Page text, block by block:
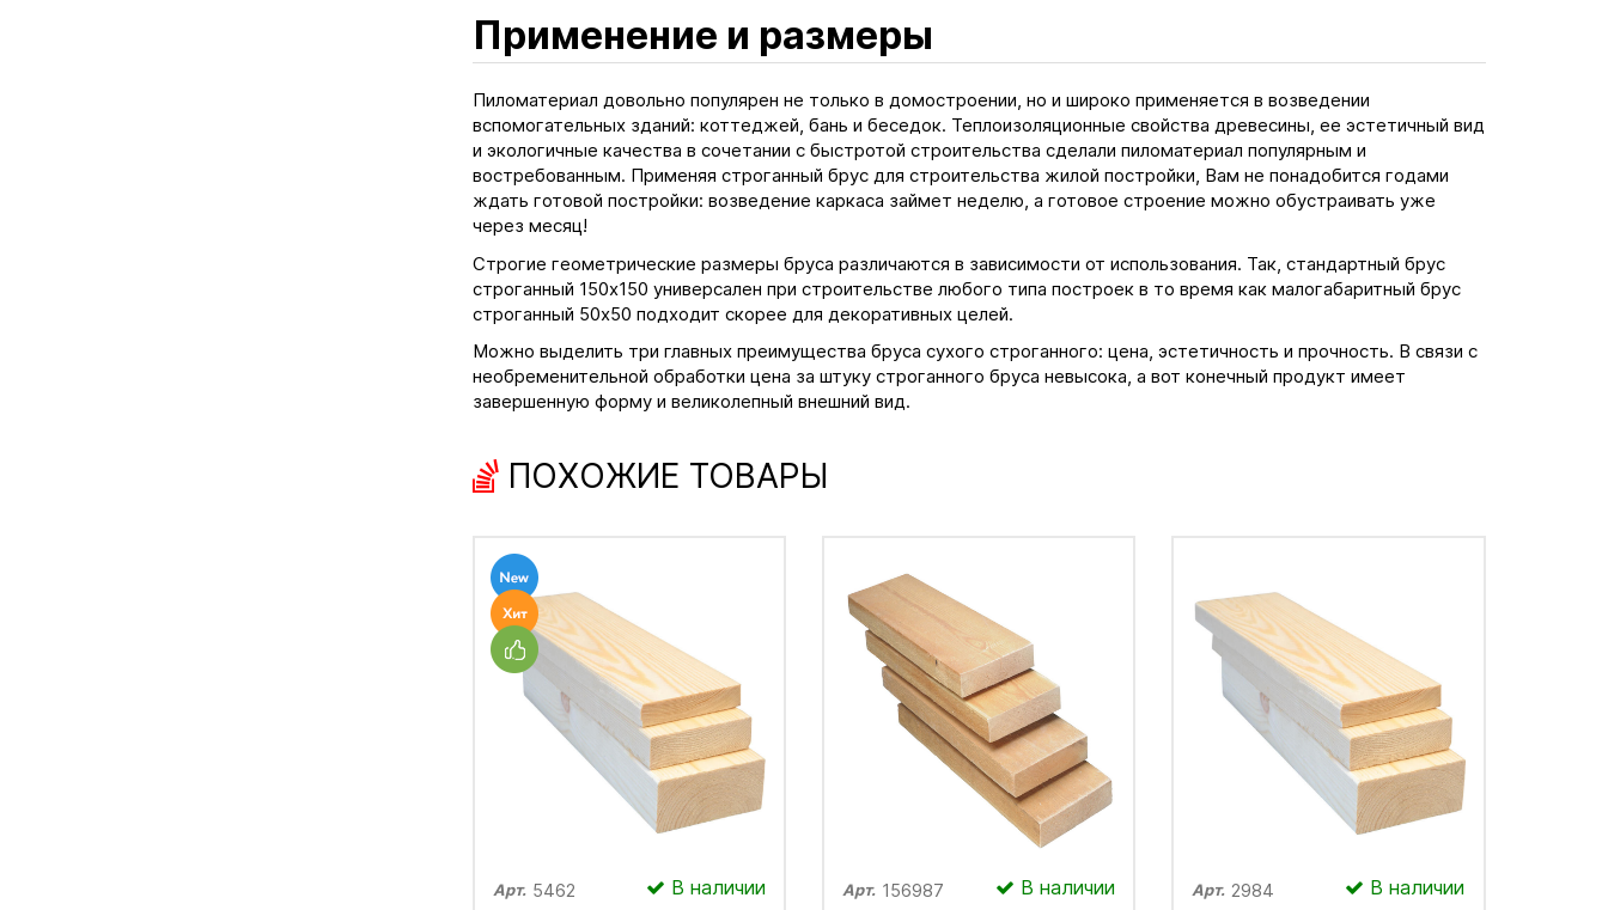
Применение и размеры
Пиломатериал довольно популярен не только в домостроении, но и широко применяется в возведении
вспомогательных зданий: коттеджей, бань и беседок. Теплоизоляционные свойства древесины, ее эстетичный вид
и экологичные качества в сочетании с быстротой строительства сделали пиломатериал популярным и
востребованным. Применяя строганный брус для строительства жилой постройки, Вам не понадобится годами
ждать готовой постройки: возведение каркаса займет неделю, а готовое строение можно обустраивать уже
через месяц!
Строгие геометрические размеры бруса различаются в зависимости от использования. Так, стандартный брус
строганный 150х150 универсален при строительстве любого типа построек в то время как малогабаритный брус
строганный 50х50 подходит скорее для декоративных целей.
Можно выделить три главных преимущества бруса сухого строганного: цена, эстетичность и прочность. В связи с
необременительной обработки цена за штуку строганного бруса невысока, а вот конечный продукт имеет
завершенную форму и великолепный внешний вид.
ПОХОЖИЕ ТОВАРЫ
Арт. 5462 В наличии Арт. 156987 В наличии Арт. 2984 В наличии